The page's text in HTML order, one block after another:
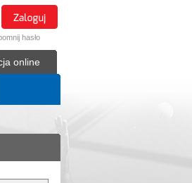
hasło
online